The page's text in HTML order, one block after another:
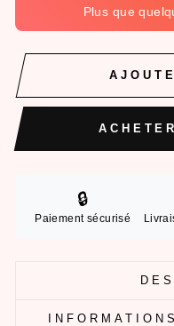
Plus que
🔒
Paiement sécurisé